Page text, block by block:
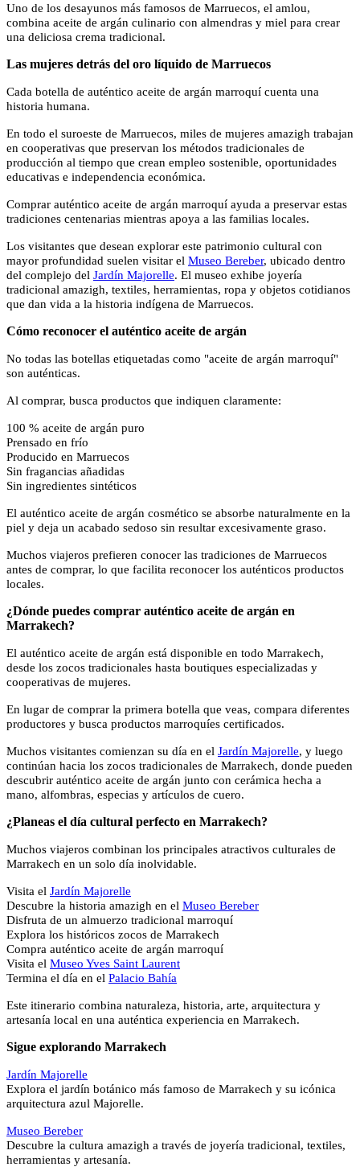
Uno de los desayunos más famosos de Marruecos, el amlou,
combina aceite de argán culinario con almendras y miel para crear
una deliciosa crema tradicional.
Las mujeres detrás del oro líquido de Marruecos
Cada botella de auténtico aceite de argán marroquí cuenta una
historia humana.
En todo el suroeste de Marruecos, miles de mujeres amazigh trabajan
en cooperativas que preservan los métodos tradicionales de
producción al tiempo que crean empleo sostenible, oportunidades
educativas e independencia económica.
Comprar auténtico aceite de argán marroquí ayuda a preservar estas
tradiciones centenarias mientras apoya a las familias locales.
Los visitantes que desean explorar este patrimonio cultural con
mayor profundidad suelen visitar el Museo Bereber, ubicado dentro
del complejo del Jardín Majorelle. El museo exhibe joyería
tradicional amazigh, textiles, herramientas, ropa y objetos cotidianos
que dan vida a la historia indígena de Marruecos.
Cómo reconocer el auténtico aceite de argán
No todas las botellas etiquetadas como "aceite de argán marroquí"
son auténticas.
Al comprar, busca productos que indiquen claramente:
100 % aceite de argán puro
Prensado en frío
Producido en Marruecos
Sin fragancias añadidas
Sin ingredientes sintéticos
El auténtico aceite de argán cosmético se absorbe naturalmente en la
piel y deja un acabado sedoso sin resultar excesivamente graso.
Muchos viajeros prefieren conocer las tradiciones de Marruecos
antes de comprar, lo que facilita reconocer los auténticos productos
locales.
¿Dónde puedes comprar auténtico aceite de argán en
Marrakech?
El auténtico aceite de argán está disponible en todo Marrakech,
desde los zocos tradicionales hasta boutiques especializadas y
cooperativas de mujeres.
En lugar de comprar la primera botella que veas, compara diferentes
productores y busca productos marroquíes certificados.
Muchos visitantes comienzan su día en el Jardín Majorelle, y luego
continúan hacia los zocos tradicionales de Marrakech, donde pueden
descubrir auténtico aceite de argán junto con cerámica hecha a
mano, alfombras, especias y artículos de cuero.
¿Planeas el día cultural perfecto en Marrakech?
Muchos viajeros combinan los principales atractivos culturales de
Marrakech en un solo día inolvidable.
Visita el Jardín Majorelle
Descubre la historia amazigh en el Museo Bereber
Disfruta de un almuerzo tradicional marroquí
Explora los históricos zocos de Marrakech
Compra auténtico aceite de argán marroquí
Visita el Museo Yves Saint Laurent
Termina el día en el Palacio Bahía
Este itinerario combina naturaleza, historia, arte, arquitectura y
artesanía local en una auténtica experiencia en Marrakech.
Sigue explorando Marrakech
Jardín Majorelle
Explora el jardín botánico más famoso de Marrakech y su icónica
arquitectura azul Majorelle.
Museo Bereber
Descubre la cultura amazigh a través de joyería tradicional, textiles,
herramientas y artesanía.